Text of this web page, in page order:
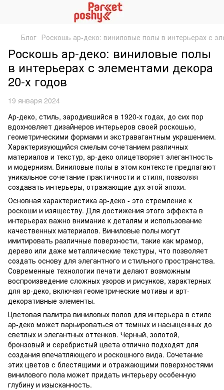
Блог Роскошь ар-деко: виниловые полы в интерьерах с
Роскошь ар-деко: виниловые полы
в интерьерах с элементами декора
20-х годов
19 января 2024
Ар-деко, стиль, зародившийся в 1920-х годах, до сих пор
вдохновляет дизайнеров интерьеров своей роскошью,
геометрическими формами и экстравагантным украшением.
Характеризующийся смелым сочетанием различных
материалов и текстур, ар-деко олицетворяет элегантность
и модернизм. Виниловые полы в этом контексте предлагают
уникальное сочетание практичности и стиля, позволяя
создавать интерьеры, отражающие дух этой эпохи.
Основная характеристика ар-деко - это стремление к
роскоши и изяществу. Для достижения этого эффекта в
интерьерах важно внимание к деталям и использование
качественных материалов. Виниловые полы могут
имитировать различные поверхности, такие как мрамор,
дерево или даже металлические текстуры, что позволяет
создать основу для элегантного и стильного пространства.
Современные технологии печати делают возможным
воспроизведение сложных узоров и рисунков, характерных
для ар-деко, включая геометрические мотивы и арт-
декоративные элементы.
Цветовая палитра виниловых полов для интерьера в стиле
ар-деко может варьироваться от темных и насыщенных до
светлых и элегантных оттенков. Черный, золотой,
бронзовый и серебристый цвета отлично подходят для
создания впечатляющего и роскошного вида. Сочетание
этих цветов с блестящими и отражающими поверхностями
винилового пола может придать интерьеру особенную
глубину и изысканность.